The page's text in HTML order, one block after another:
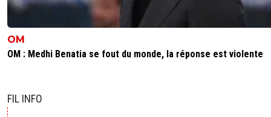
OM
OM : Medhi Benatia se fout du monde, la réponse est violente
FIL INFO